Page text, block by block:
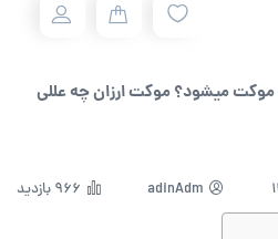
موکت میشود؟ موکت ارزان چه عللی
adinAdm 966 بازدید